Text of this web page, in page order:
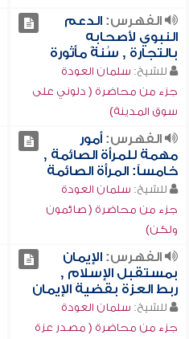
الفهرس:الدعم
النبوي لأصحابه
بالتجارة , سُنةً مأثورة
للشيخ: سلمان العودة
جزء من محاضرة ( دلوني على
سوق المدينة)
الفهرس:أمور
مهمة للمرأة الصائمة ,
خامساً: المرأة الصائمة
للشيخ: سلمان العودة
جزء من محاضرة ( صائمون
ولكن)
الفهرس:الإيمان
بمستقبل الإسلام ,
ربط العزة بقضية الإيمان
للشيخ: سلمان العودة
جزء من محاضرة ( مصدر عزة